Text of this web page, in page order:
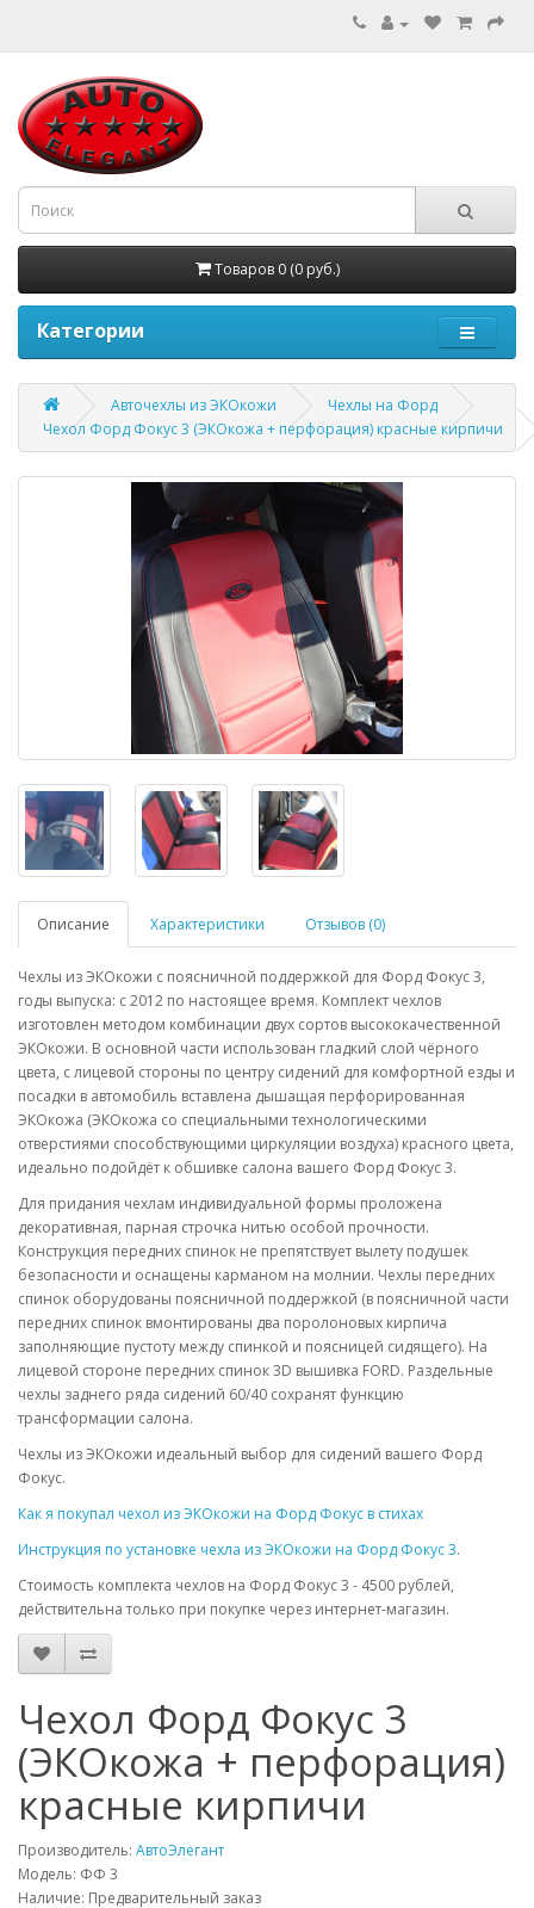
Товаров 0 (0 руб.)
Категории
Авточехлы из ЭКОкожи
Чехлы на Форд
Чехол Форд Фокус 3 (ЭКОкожа + перфорация) красные кирпичи
Описание Характеристики Отзывов (0)
Чехлы из ЭКОкожи с поясничной поддержкой для Форд Фокус 3,
годы выпуска: с 2012 по настоящее время. Комплект чехлов
изготовлен методом комбинации двух сортов высококачественной
ЭКОкожи. В основной части использован гладкий слой чёрного
цвета, с лицевой стороны по центру сидений для комфортной езды и
посадки в автомобиль вставлена дышащая перфорированная
ЭКОкожа (ЭКОкожа со специальными технологическими
отверстиями способствующими циркуляции воздуха) красного цвета,
идеально подойдёт к обшивке салона вашего Форд Фокус 3.
Для придания чехлам индивидуальной формы проложена
декоративная, парная строчка нитью особой прочности.
Конструкция передних спинок не препятствует вылету подушек
безопасности и оснащены карманом на молнии. Чехлы передних
спинок оборудованы поясничной поддержкой (в поясничной части
передних спинок вмонтированы два поролоновых кирпича
заполняющие пустоту между спинкой и поясницей сидящего). На
лицевой стороне передних спинок 3D вышивка FORD. Раздельные
чехлы заднего ряда сидений 60/40 сохранят функцию
трансформации салона.
Чехлы из ЭКОкожи идеальный выбор для сидений вашего Форд
Фокус.
Как я покупал чехол из ЭКОкожи на Форд Фокус в стихах
Инструкция по установке чехла из ЭКОкожи на Форд Фокус 3.
Стоимость комплекта чехлов на Форд Фокус 3 - 4500 рублей,
действительна только при покупке через интернет-магазин.
Чехол Форд Фокус 3
(ЭКОкожа + перфорация)
красные кирпичи
Производитель: АвтоЭлегант
Модель: ФФ 3
Наличие: Предварительный заказ